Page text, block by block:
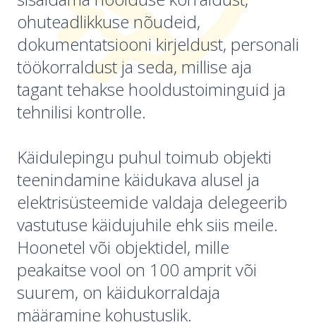
ohuteadlikkuse nõudeid,
dokumentatsiooni kirjeldust, personali
töökorraldust ja seda, millise aja
tagant tehakse hooldustoiminguid ja
tehnilisi kontrolle.
Käidulepingu puhul toimub objekti
teenindamine käidukava alusel ja
elektrisüsteemide valdaja delegeerib
vastutuse käidujuhile ehk siis meile.
Hoonetel või objektidel, mille
peakaitse vool on 100 amprit või
suurem, on käidukorraldaja
määramine kohustuslik.